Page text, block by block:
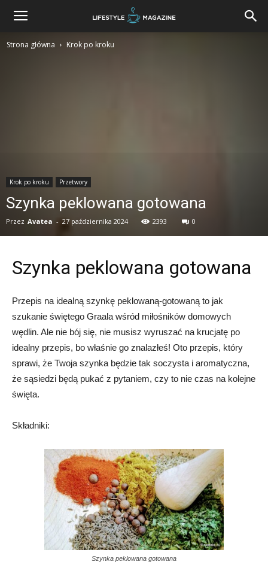
Strona główna Krok po kroku
Krok po kroku Przetwory
Szynka peklowana gotowana
Przez Avatea - 27 października 2024 2393 0
Szynka peklowana gotowana
Przepis na idealną szynkę peklowaną-gotowaną to jak
szukanie świętego Graala wśród miłośników domowych
wędlin. Ale nie bój się, nie musisz wyruszać na krucjatę po
idealny przepis, bo właśnie go znalazłeś! Oto przepis, który
sprawi, że Twoja szynka będzie tak soczysta i aromatyczna,
że sąsiedzi będą pukać z pytaniem, czy to nie czas na kolejne
święta.
Składniki:
Szynka peklowana gotowana